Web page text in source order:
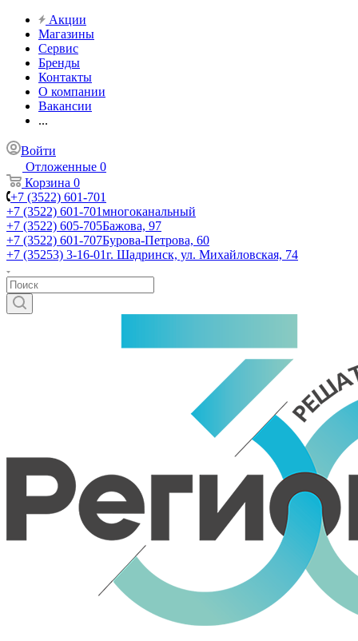
Акции
Магазины
Сервис
Бренды
Контакты
О компании
Вакансии
...
Войти
Отложенные 0
Корзина 0
+7 (3522) 601-701
+7 (3522) 601-701многоканальный
+7 (3522) 605-705Бажова, 97
+7 (3522) 601-707Бурова-Петрова, 60
+7 (35253) 3-16-01г. Шадринск, ул. Михайловская, 74